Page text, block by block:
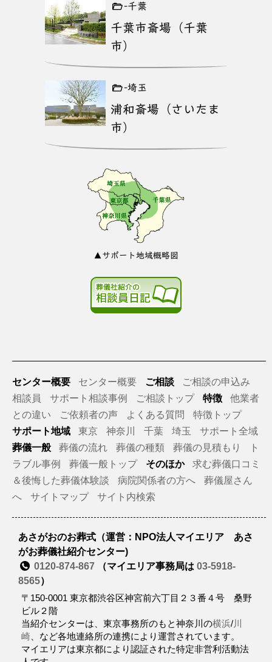
-千葉
千葉市斎場（千葉
市）
-埼玉
浦和斎場（さいたま
市）
▲サポート地域概略図
センター概要 センター概要 ご相談
ご相談の申込み
相談員
サポート相談事例 ご相談トップ 特徴
他業者
との違い
ご依頼者の声 よくある質問
特徴トップ
サポート地域
東京 神奈川 千葉 埼玉
サポート全域
葬儀一般
葬儀の流れ 葬儀の種類 葬儀の見積もり
ト
ラブル事例
葬儀一般トップ そのほか
求む葬儀口コミ
＆後悔した葬儀体験談
病院関係者の方へ
葬儀屋さん
へ
サイトマップ サイト内検索
あさがおのお葬式（運営：NPO法人マイエリア あさ
がお葬儀社紹介センター)
0120-874-867 （マイエリア事務局は03-5918-
8565）
〒150-0001 東京都渋谷区神宮前六丁目２３番４号 桑野
ビル２階
当紹介センターは、東京事務所のもと神奈川の横浜/川
崎 、など各地連絡所の連携により運営されています。
マイエリアは東京都により認証された特定非営利活動法